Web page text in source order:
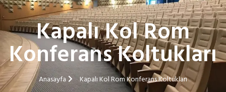
Kapalı Kol Rom
Konferans Koltukları
Anasayfa Kapalı Kol Rom Konferans Koltukları